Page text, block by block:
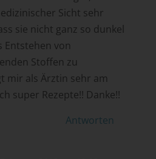
Sicht sehr
sie nicht ganz so dunkel
Entstehen von
Stoffen zu
mir als Ärztin sehr am
super Rezepte!! Danke!!
Antworten